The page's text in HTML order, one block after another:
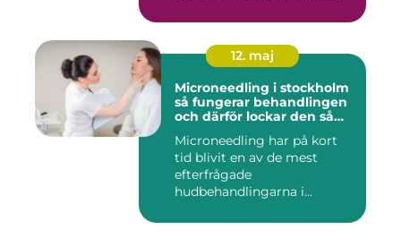
12. maj
Microneedling i stockholm
så fungerar behandlingen
och därför lockar den så
Microneedling har på kort
tid blivit en av de mest
efterfrågade
hudbehandlingarna i